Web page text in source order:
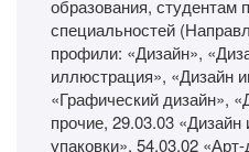
образования, студентам
специальностей
профили: «Дизайн»,
иллюстрация», «Дизайн
«Графический дизайн»,
прочие, 29.03.03 «Дизайн
упаковки», 54.03.02